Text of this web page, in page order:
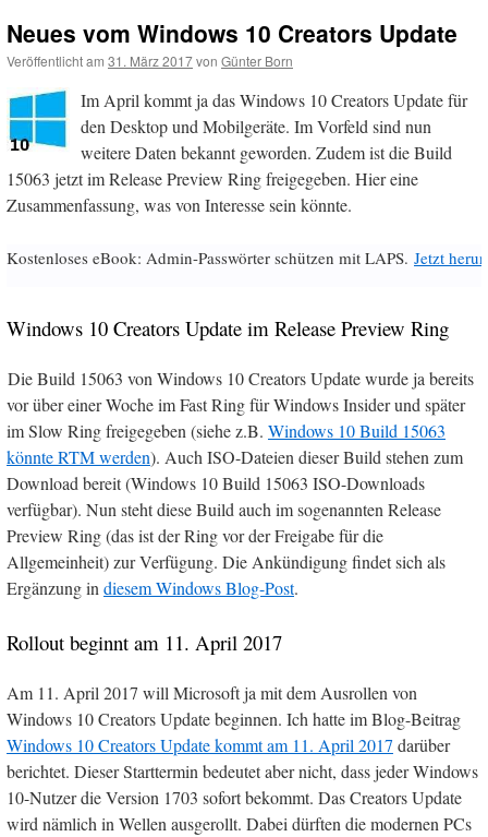
Neues vom Windows 10 Creators Update
Veröffentlicht am 31. März 2017von Günter Born
Im April kommt ja das Windows 10 Creators Update für
den Desktop und Mobilgeräte. Im Vorfeld sind nun
weitere Daten bekannt geworden. Zudem ist die Build
15063 jetzt im Release Preview Ring freigegeben. Hier eine
Zusammenfassung, was von Interesse sein könnte.
Kostenloses eBook: Admin-Passwörter schützen mit LAPS. Jetzt
Windows 10 Creators Update im Release Preview Ring
Die Build 15063 von Windows 10 Creators Update wurde ja bereits
vor über einer Woche im Fast Ring für Windows Insider und später
im Slow Ring freigegeben (siehe z.B. Windows 10 Build 15063
könnte RTM werden). Auch ISO-Dateien dieser Build stehen zum
Download bereit (Windows 10 Build 15063 ISO-Downloads
verfügbar). Nun steht diese Build auch im sogenannten Release
Preview Ring (das ist der Ring vor der Freigabe für die
Allgemeinheit) zur Verfügung. Die Ankündigung findet sich als
Ergänzung indiesem Windows Blog-Post.
Rollout beginnt am 11. April 2017
Am 11. April 2017 will Microsoft ja mit dem Ausrollen von
Windows 10 Creators Update beginnen. Ich hatte im Blog-Beitrag
Windows 10 Creators Update kommt am 11. April 2017 darüber
berichtet. Dieser Starttermin bedeutet aber nicht, dass jeder Windows
10-Nutzer die Version 1703 sofort bekommt. Das Creators Update
wird nämlich in Wellen ausgerollt. Dabei dürften die modernen PCs